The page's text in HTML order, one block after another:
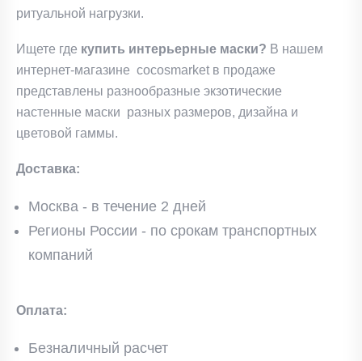
ритуальной нагрузки.
Ищете где купить интерьерные маски? В нашем
интернет-магазине cocosmarket в продаже
представлены разнообразные экзотические
настенные маски разных размеров, дизайна и
цветовой гаммы.
Доставка:
Москва - в течение 2 дней
Регионы России - по срокам транспортных
компаний
Оплата:
Безналичный расчет